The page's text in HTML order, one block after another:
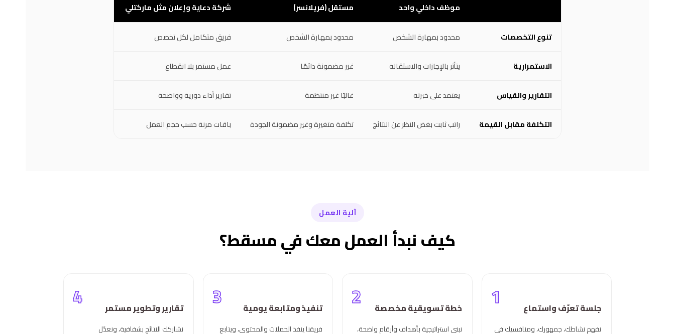
موظف داخلي واحد مستقل (فريلانسر) شركة دعاية وإعلان مثل ماركتلي
تنوع التخصصات محدود بمهارة الشخص محدود بمهارة الشخص فريق متكامل لكل تخصص
الاستمرارية يتأثر بالإجازات والاستقالة غير مضمونة دائمًا عمل مستمر بلا انقطاع
التقارير والقياس يعتمد على خبرته غالبًا غير منتظمة تقارير أداء دورية وواضحة
التكلفة مقابل القيمة راتب ثابت بغض النظر عن النتائج تكلفة متغيرة وغير مضمونة الجودة باقات مرنة حسب حجم العمل
آلية العمل
كيف نبدأ العمل معك في مسقط؟
1 جلسة تعرّف واستماع
نفهم نشاطك، جمهورك، ومنافسيك في
2 خطة تسويقية مخصصة
نبني استراتيجية بأهداف وأرقام واضحة،
3 تنفيذ ومتابعة يومية
فريقنا ينفذ الحملات والمحتوى، ويتابع
4 تقارير وتطوير مستمر
نشاركك النتائج بشفافية، ونعدّل